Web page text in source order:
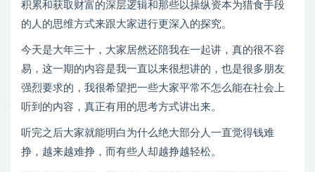
积累和获取财富的深层逻辑和那些以操纵资本为猎食手段
的人的思维方式来跟大家进行更深入的探究。
今天是大年三十，大家居然还陪我在一起讲，真的很不容
易，这一期的内容是我一直以来很想讲的，也是很多朋友
强烈要求的，我很希望把一些大家平常不怎么能在社会上
听到的内容，真正有用的思考方式讲出来。
听完之后大家就能明白为什么绝大部分人一直觉得钱难
挣，越来越难挣，而有些人却越挣越轻松。